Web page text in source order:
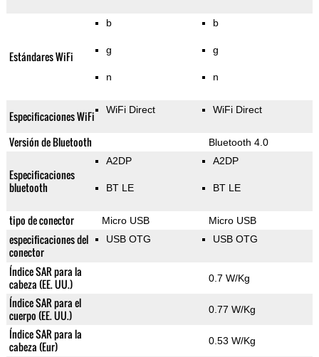
Estándares WiFi
b
g
n
b
g
n
Especificaciones WiFi WiFi Direct WiFi Direct
Versión de Bluetooth Bluetooth 4.0
Especificaciones
bluetooth
A2DP
BT LE
A2DP
BT LE
tipo de conector Micro USB Micro USB
especificaciones del
conector
USB OTG USB OTG
Índice SAR para la
cabeza (EE. UU.)
0.7 W/Kg
Índice SAR para el
cuerpo (EE. UU.)
0.77 W/Kg
Índice SAR para la
cabeza (Eur)
0.53 W/Kg